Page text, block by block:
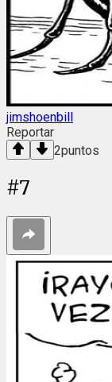
jimshoenbill
Reportar
2puntos
#7